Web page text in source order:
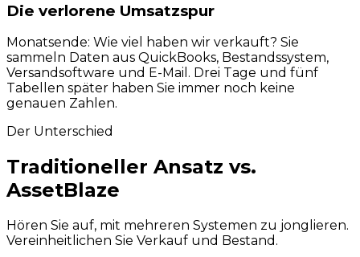
Die verlorene Umsatzspur
Monatsende: Wie viel haben wir verkauft? Sie
sammeln Daten aus QuickBooks, Bestandssystem,
Versandsoftware und E-Mail. Drei Tage und fünf
Tabellen später haben Sie immer noch keine
genauen Zahlen.
Der Unterschied
Traditioneller Ansatz vs.
AssetBlaze
Hören Sie auf, mit mehreren Systemen zu jonglieren.
Vereinheitlichen Sie Verkauf und Bestand.